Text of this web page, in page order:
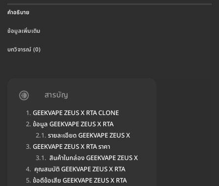
คำอธิบาย
ข้อมูลเพิ่มเติม
บทวิจารณ์ (0)
สารบัญ
GEEKVAPE ZEUS X RTA CLONE
ข้อมูล GEEKVAPE ZEUS X RTA
รายละเอียด GEEKVAPE ZEUS X
GEEKVAPE ZEUS X RTA ราคา
สินค้าในกล่อง GEEKVAPE ZEUS X
คุณสมบัติ GEEKVAPE ZEUS X RTA
ข้อดีข้อเสีย GEEKVAPE ZEUS X RTA